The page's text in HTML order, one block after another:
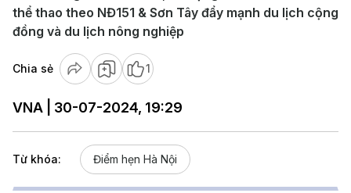
thể thao theo NĐ151 & Sơn Tây đẩy mạnh du lịch cộng
đồng và du lịch nông nghiệp
Chia sẻ 1
VNA | 30-07-2024, 19:29
Từ khóa: Điểm hẹn Hà Nội